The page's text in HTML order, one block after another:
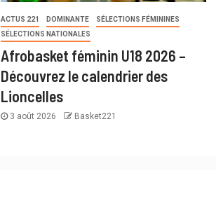
ACTUS 221 DOMINANTE
SÉLECTIONS FÉMININES
SÉLECTIONS NATIONALES
Afrobasket féminin U18 2026 –
Découvrez le calendrier des
Lioncelles
3 août 2026 Basket221